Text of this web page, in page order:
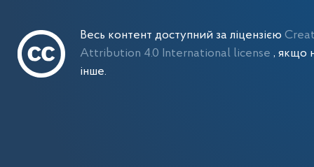
Весь контент доступний за ліцензією
Attribution 4.0 International license, якщо
інше.